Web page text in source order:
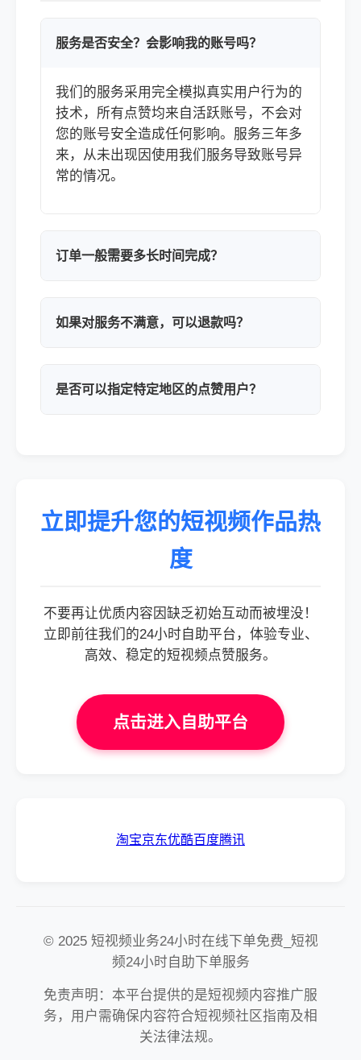
服务是否安全？会影响我的账号吗？
我们的服务采用完全模拟真实用户行为的
技术，所有点赞均来自活跃账号，不会对
您的账号安全造成任何影响。服务三年多
来，从未出现因使用我们服务导致账号异
常的情况。
订单一般需要多长时间完成？
如果对服务不满意，可以退款吗？
是否可以指定特定地区的点赞用户？
立即提升您的短视频作品热
度
不要再让优质内容因缺乏初始互动而被埋没！
立即前往我们的24小时自助平台，体验专业、
高效、稳定的短视频点赞服务。
点击进入自助平台
淘宝京东优酷百度腾讯
© 2025 短视频业务24小时在线下单免费_短视
频24小时自助下单服务
免责声明：本平台提供的是短视频内容推广服
务，用户需确保内容符合短视频社区指南及相
关法律法规。